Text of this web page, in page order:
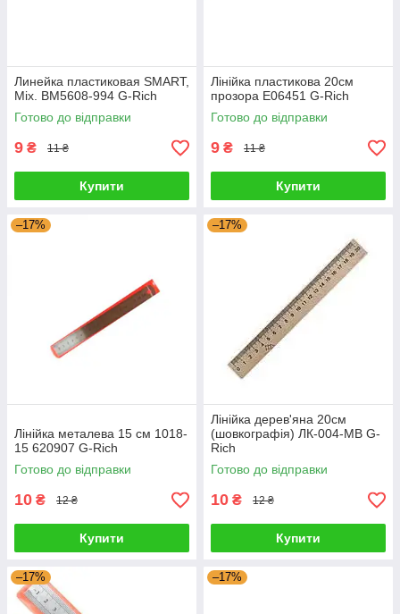
Линейка пластиковая SMART,
Mix. BM5608-994 G-Rich
Готово до відправки
9 ₴ 11 ₴
Купити
Лінійка пластикова 20см
прозора Е06451 G-Rich
Готово до відправки
9 ₴ 11 ₴
Купити
–17%
Лінійка металева 15 см 1018-
15 620907 G-Rich
Готово до відправки
10 ₴ 12 ₴
Купити
–17%
Лінійка дерев'яна 20см
(шовкографія) ЛК-004-МВ G-
Rich
Готово до відправки
10 ₴ 12 ₴
Купити
–17% –17%